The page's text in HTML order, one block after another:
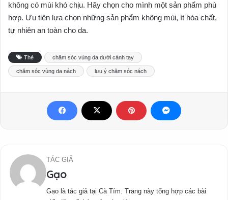
không có mùi khó chịu. Hãy chọn cho mình một sản phẩm phù
hợp. Ưu tiên lựa chọn những sản phẩm không mùi, ít hóa chất,
tự nhiên an toàn cho da.
Thẻ chăm sóc vùng da dưới cánh tay
chăm sóc vùng da nách lưu ý chăm sóc nách
TÁC GIẢ
Gạo
Gạo là tác giả tại Cà Tím. Trang này tổng hợp các bài